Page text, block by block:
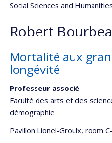
Social Sciences and Humanities
Robert
Mortalité aux
longévité
Professeur associé
Faculté des arts et des
démographie
Pavillon Lionel-Groulx, room